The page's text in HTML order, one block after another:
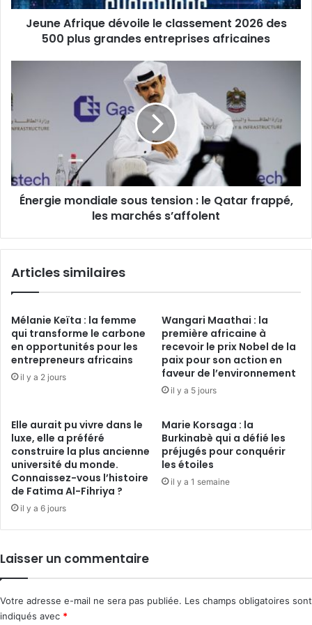
plus
grandes
entreprises
Jeune Afrique dévoile le classement 2026 des
500 plus grandes entreprises africaines
sous
tension
:
les
marchés
Énergie mondiale sous tension : le Qatar frappé,
les marchés s’affolent
Articles similaires
Mélanie Keïta : la femme
qui transforme le carbone
en opportunités pour les
entrepreneurs africains
il y a 2 jours
Wangari Maathai : la
première africaine à
recevoir le prix Nobel de la
paix pour son action en
faveur de l’environnement
il y a 5 jours
Elle aurait pu vivre dans le
luxe, elle a préféré
construire la plus ancienne
université du monde.
Connaissez-vous l’histoire
de Fatima Al-Fihriya ?
il y a 6 jours
Marie Korsaga : la
Burkinabè qui a défié les
préjugés pour conquérir
les étoiles
il y a 1 semaine
Laisser un commentaire
Votre adresse e-mail ne sera pas publiée. Les champs obligatoires sont
indiqués avec *